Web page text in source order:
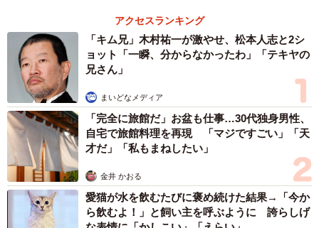
2/5
検証の結果“最強”に輝いた「やわらかほしいも」。20分以上も時間が稼げ
たという／はなさん（@hanaikujilife）提供
アクセスランキング
「キム兄」木村祐一が激やせ、松本人志と2シ
ョット「一瞬、分からなかったわ」「テキヤの
兄さん」
まいどなメディア
「完全に旅館だ」お盆も仕事…30代独身男性、
自宅で旅館料理を再現 「マジですごい」「天
才だ」「私もまねしたい」
金井 かおる
愛猫が水を飲むたびに褒め続けた結果→「今か
ら飲むよ！」と飼い主を呼ぶように 誇らしげ